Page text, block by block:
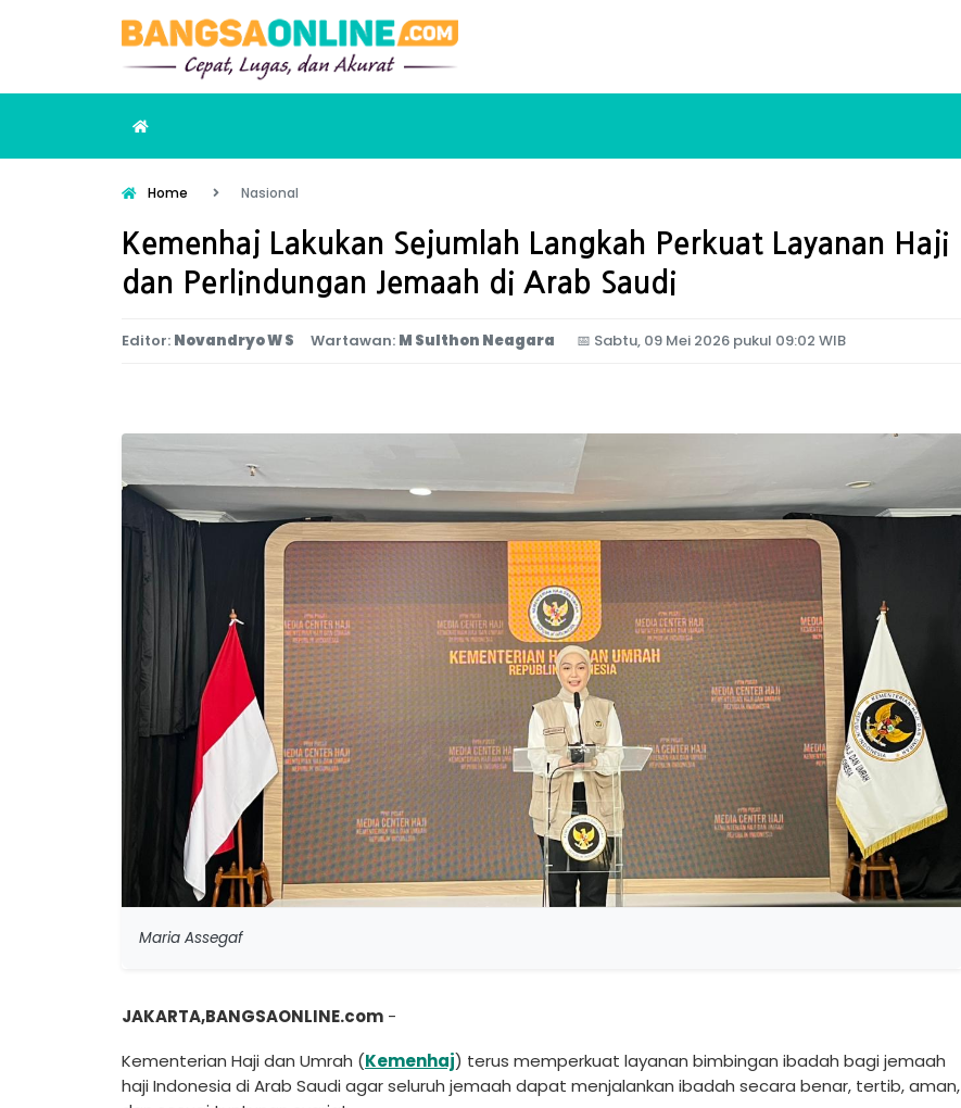
Home Nasional
Kemenhaj Lakukan Sejumlah Langkah Perkuat Layanan Haji
dan Perlindungan Jemaah di Arab Saudi
Editor: Novandryo W S Wartawan: M Sulthon Neagara 📅 Sabtu, 09 Mei 2026 pukul 09:02 WIB
Maria Assegaf
JAKARTA,BANGSAONLINE.com -
Kementerian Haji dan Umrah (Kemenhaj) terus memperkuat layanan bimbingan ibadah bagi jemaah
haji Indonesia di Arab Saudi agar seluruh jemaah dapat menjalankan ibadah secara benar, tertib, aman,